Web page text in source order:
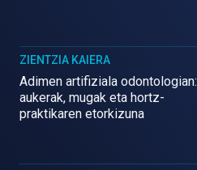
ZIENTZIA KAIERA
Adimen artifiziala odontologian:
aukerak, mugak eta hortz-
praktikaren etorkizuna